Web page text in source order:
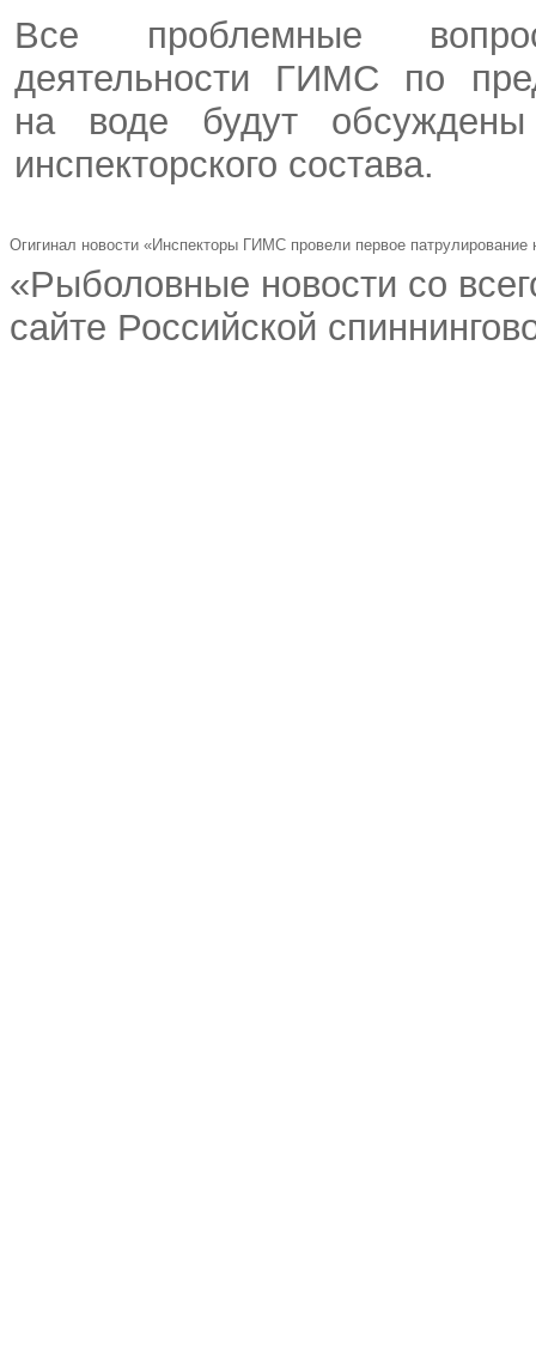
Все проблемные
деятельности ГИМС по
на воде будут
инспекторского состава.
Огигинал новости «Инспекторы ГИМС провели первое патрулирование
«Рыболовные новости со
сайте Российской